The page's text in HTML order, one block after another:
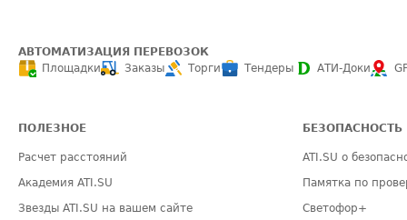
АВТОМАТИЗАЦИЯ ПЕРЕВОЗОК
Площадки
Заказы Торги Тендеры АТИ-Доки
ПОЛЕЗНОЕ
Расчет расстояний
Академия ATI.SU
Звезды ATI.SU на вашем сайте
БЕЗОПАСНОСТЬ
ATI.SU о
Памятка по
Светофор+